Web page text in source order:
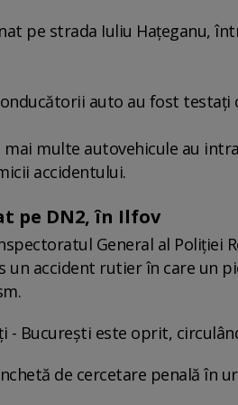
pe strada Iuliu Haţeganu,
auto au fost
multe autovehicule au
accidentului.
pe DN2, în Ilfov
General al Poliției
un accident rutier în care un
- București este oprit,
de cercetare penală în